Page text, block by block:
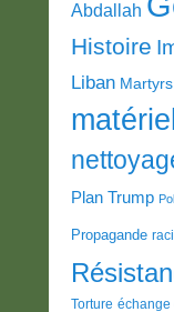
Abdallah
Histoire
Liban Martyrs
Plan Trump
Propagande
Torture échange